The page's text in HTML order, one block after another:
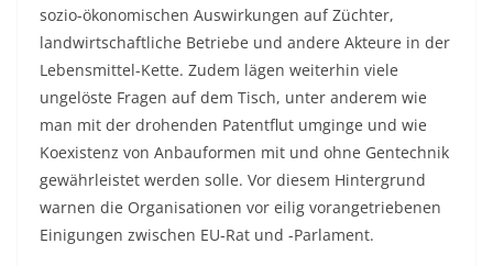
sozio-ökonomischen Auswirkungen auf Züchter,
landwirtschaftliche Betriebe und andere Akteure in der
Lebensmittel-Kette. Zudem lägen weiterhin viele
ungelöste Fragen auf dem Tisch, unter anderem wie
man mit der drohenden Patentflut umginge und wie
Koexistenz von Anbauformen mit und ohne Gentechnik
gewährleistet werden solle. Vor diesem Hintergrund
warnen die Organisationen vor eilig vorangetriebenen
Einigungen zwischen EU-Rat und -Parlament.